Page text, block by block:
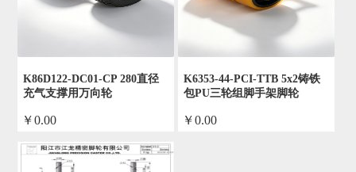
K86D122-DC01-CP 280直径
充气支撑用万向轮
￥0.00
K6353-44-PCI-TTB 5x2铸铁
包PU三轮组脚手架脚轮
￥0.00